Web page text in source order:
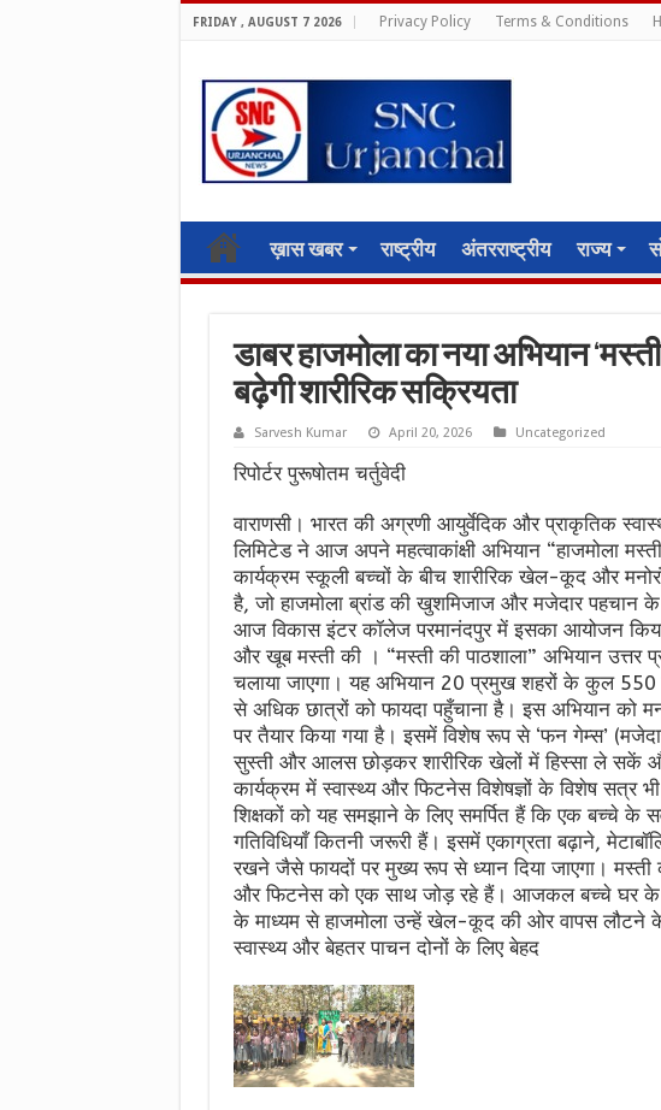
FRIDAY , AUGUST 7 2026 Privacy Policy Terms & Conditions
ख़ास खबर राष्ट्रीय अंतरराष्ट्रीय राज्य
डाबर हाजमोला का नया अभियान
बढ़ेगी शारीरिक सक्रियता
Sarvesh Kumar April 20, 2026 Uncategorized
रिपोर्टर पुरूषोतम चर्तुवेदी
वाराणसी। भारत की अग्रणी आयुर्वेदिक और प्राकृतिक
लिमिटेड ने आज अपने महत्वाकांक्षी अभियान “हाजमोला
कार्यक्रम स्कूली बच्चों के बीच शारीरिक खेल-कूद और
है, जो हाजमोला ब्रांड की खुशमिजाज और मजेदार
आज विकास इंटर कॉलेज परमानंदपुर में इसका आयोजन किया
और खूब मस्ती की । “मस्ती की पाठशाला” अभियान
चलाया जाएगा। यह अभियान 20 प्रमुख शहरों के कुल
से अधिक छात्रों को फायदा पहुँचाना है। इस अभियान को
पर तैयार किया गया है। इसमें विशेष रूप से ‘फन गेम्स’
सुस्ती और आलस छोड़कर शारीरिक खेलों में हिस्सा ले सकें
कार्यक्रम में स्वास्थ्य और फिटनेस विशेषज्ञों के विशेष सत्र
शिक्षकों को यह समझाने के लिए समर्पित हैं कि एक बच्चे के
गतिविधियाँ कितनी जरूरी हैं। इसमें एकाग्रता बढ़ाने,
रखने जैसे फायदों पर मुख्य रूप से ध्यान दिया जाएगा। मस्ती
और फिटनेस को एक साथ जोड़ रहे हैं। आजकल बच्चे घर के
के माध्यम से हाजमोला उन्हें खेल-कूद की ओर वापस लौटने के
स्वास्थ्य और बेहतर पाचन दोनों के लिए बेहद